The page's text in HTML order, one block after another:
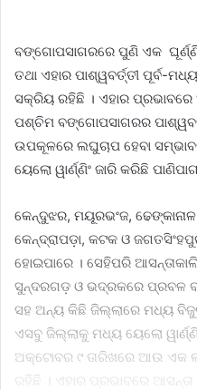
ବଙ୍ଗୋପସାଗରରେ ପୁଣି ଏକ
ତଥା ଏହାର ପାଶ୍ୱବର୍ତ୍ତୀ ପୂର୍ବ-
ସକ୍ରିୟ ରହିଛି । ଏହାର
ପଶ୍ଚିମ ବଙ୍ଗୋପସାଗରର
ଉପକୂଳରେ ଲଘୁଚାପ ହେବା
ୟେଲୋ ୱାର୍ଣ୍ଣିଂ ଜାରି କରିଛି
କେନ୍ଦୁଝର, ମୟୂରଭଂଜ,
କେନ୍ଦ୍ରାପଡ଼ା, କଟକ ଓ
ହୋଇପାରେ । ସେହିପରି
ସୁନ୍ଦରଗଡ଼ ଓ ଭଦ୍ରକରେ ପ୍ରବଳ
ସହ ଅନ୍ୟ କିଛି ଜିଲ୍ଲାରେ ମଧ୍ୟ
ଏସବୁ ଜିଲ୍ଲାକୁ ମଧ୍ୟ ୟେଲୋ
ଅକ୍ଟୋବର ୯ ତାରିଖରେ ଆଉ ଏକ
ରହିଛି । ଏହାର ପ୍ରଭାବରେ ଆସନ୍ତା